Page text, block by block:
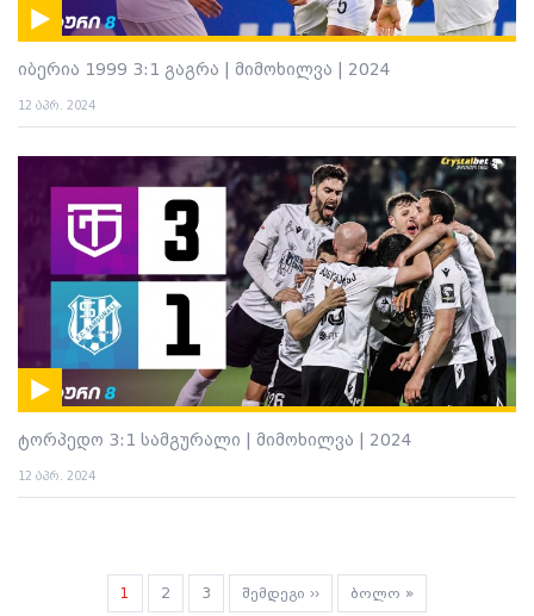
იბერია 1999 3:1 გაგრა | მიმოხილვა | 2024
12 აპრ. 2024
ტორპედო 3:1 სამგურალი | მიმოხილვა | 2024
12 აპრ. 2024
PaginationCurrent
page
1 გვერდი
2 გვერდი
3
Next
page
შემდეგი ››
Last
page
ბოლო »